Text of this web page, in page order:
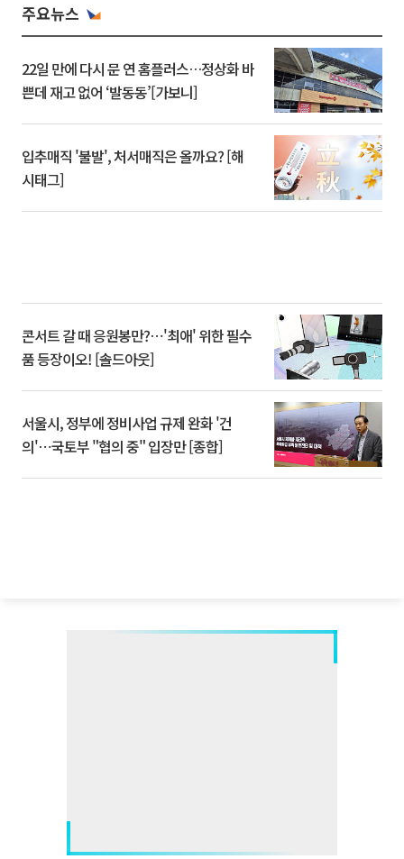
주요뉴스
22일 만에 다시 문 연 홈플러스…정상화 바
쁜데 재고 없어 ‘발동동’[가보니]
입추매직 '불발', 처서매직은 올까요? [해
시태그]
콘서트 갈 때 응원봉만?⋯'최애' 위한 필수
품 등장이오! [솔드아웃]
서울시, 정부에 정비사업 규제 완화 '건
의'⋯국토부 "협의 중" 입장만 [종합]